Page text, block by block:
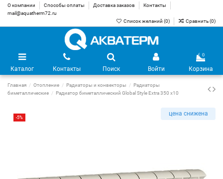
О компании Способы оплаты Доставка заказов
Контакты
mail@aquatherm72.ru
Список желаний (0) Сравнить (0)
Каталог Контакты Поиск Войти
0
Корзина
Главная Отопление Радиаторы и конвекторы
Радиаторы
биметаллические
Радиатор биметаллический Global Style Extra 350 х10
-5%
цена снижена